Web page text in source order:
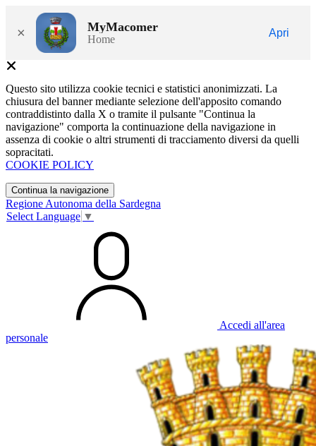
× MyMacomer
Home
Apri
Questo sito utilizza cookie tecnici e statistici anonimizzati. La
chiusura del banner mediante selezione dell'apposito comando
contraddistinto dalla X o tramite il pulsante "Continua la
navigazione" comporta la continuazione della navigazione in
assenza di cookie o altri strumenti di tracciamento diversi da quelli
sopracitati.
COOKIE POLICY
Continua la navigazione
Regione Autonoma della Sardegna
Select Language ▼
Accedi all'area
personale